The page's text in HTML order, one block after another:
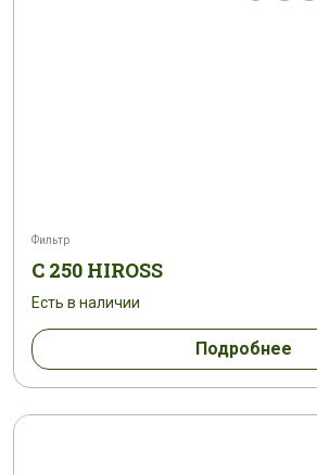
Фильтр
C 250 HIROSS
Есть в наличии
Подробнее